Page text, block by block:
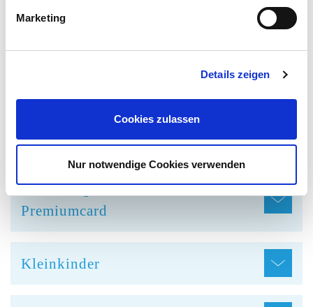
Marketing
Details zeigen
Cookies zulassen
Nur notwendige Cookies verwenden
FRAGEN & ANTWORTEN
Bezahlung in der Therme
Bezahlung mit Thermencard &
Premiumcard
Kleinkinder